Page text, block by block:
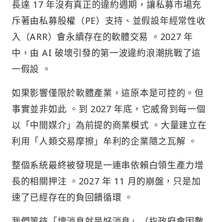
長達 17 年沒有真正的違約週期，讓私募市場充
斥著由私募股權（PE）支持、並假設年經常性收
入（ARR）會永續存在的軟體交易 。2027 年
中，由 AI 破壞引發的第一波違約浪潮挑戰了這
一假設 。
如果影響僅限於軟體產業，這原本是可控的。但
事實並非如此 。到 2027 年底，它威脅到每一個
以「中間媒介」為前提的商業模式 。大量建立在
利用「人類交易摩擦」牟利的企業隨之瓦解 。
整個系統最終被發現是一連串依賴白領生產力增
長的相關押注 。2027 年 11 月的崩盤，只是加
速了已經存在的負回饋循環 。